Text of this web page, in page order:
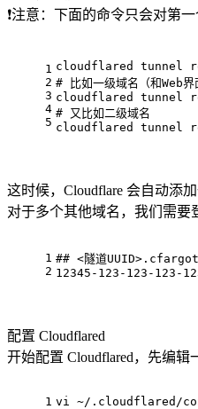
❗注意：下面的命令只会对第
1
2
3
4
5
cloudflared tunnel
# 比如一级域名（和Web界
cloudflared tunnel
# 又比如二级域名
cloudflared tunnel
这时候，Cloudflare 会自动添
对于多个其他域名，我们需要
1
2
## <隧道
12345-123-123-123-
配置 Cloudflared
开始配置 Cloudflared，先编辑
1 vi ~/.cloudflared/